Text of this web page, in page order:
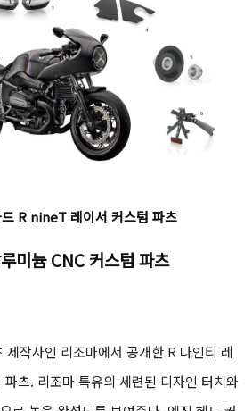
R nineT 레이서 커스텀 파츠
미늄 CNC 커스텀 파츠
제작사인 리조마에서 공개한 R 나인티 레
츠. 리조마 특유의 세련된 디자인 터치와